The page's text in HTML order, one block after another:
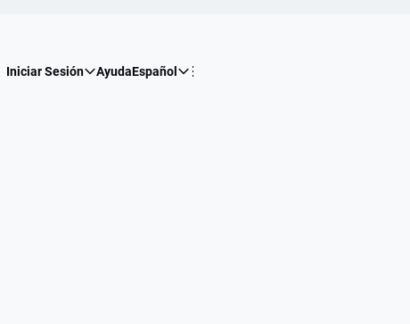
Iniciar Sesión AyudaEspañol